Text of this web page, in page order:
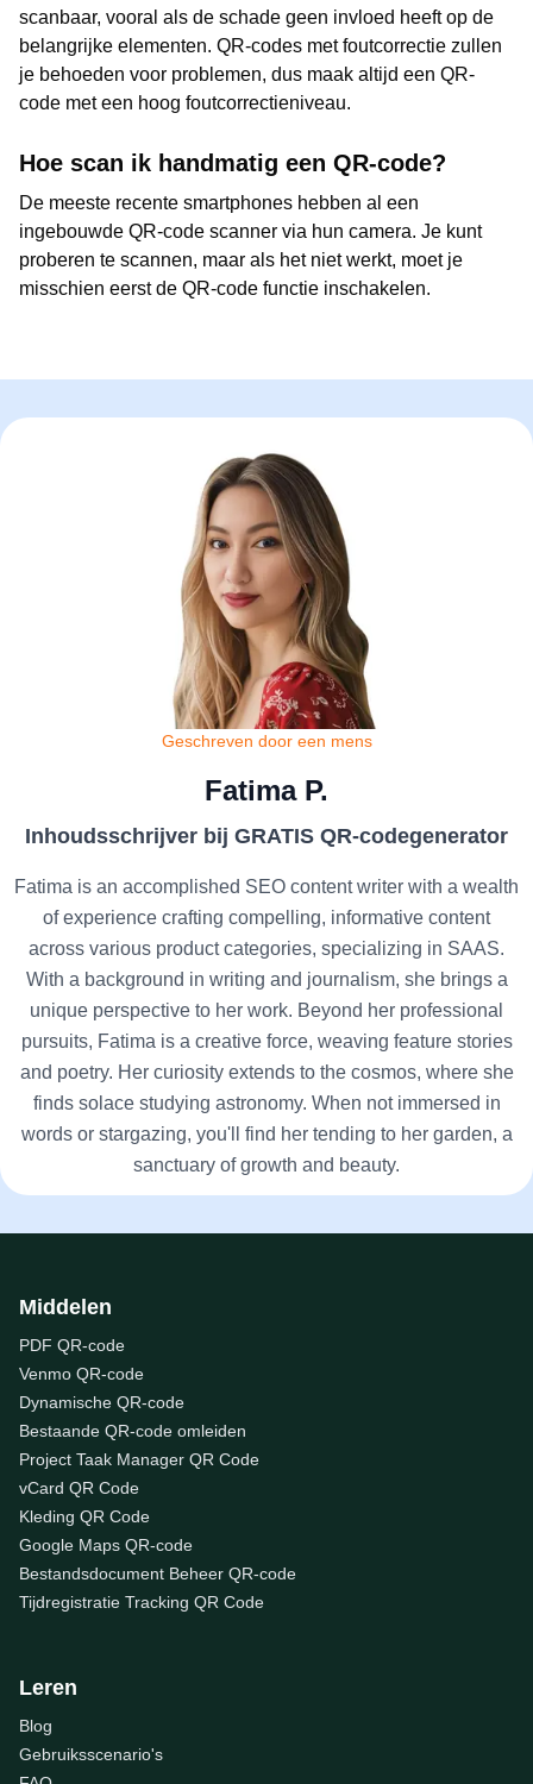
scanbaar, vooral als de schade geen invloed heeft op de
belangrijke elementen. QR-codes met foutcorrectie zullen
je behoeden voor problemen, dus maak altijd een QR-
code met een hoog foutcorrectieniveau.
Hoe scan ik handmatig een QR-code?
De meeste recente smartphones hebben al een
ingebouwde QR-code scanner via hun camera. Je kunt
proberen te scannen, maar als het niet werkt, moet je
misschien eerst de QR-code functie inschakelen.
Geschreven door een mens
Fatima P.
Inhoudsschrijver bij GRATIS QR-codegenerator
Fatima is an accomplished SEO content writer with a wealth
of experience crafting compelling, informative content
across various product categories, specializing in SAAS.
With a background in writing and journalism, she brings a
unique perspective to her work. Beyond her professional
pursuits, Fatima is a creative force, weaving feature stories
and poetry. Her curiosity extends to the cosmos, where she
finds solace studying astronomy. When not immersed in
words or stargazing, you'll find her tending to her garden, a
sanctuary of growth and beauty.
Middelen
PDF QR-code
Venmo QR-code
Dynamische QR-code
Bestaande QR-code omleiden
Project Taak Manager QR Code
vCard QR Code
Kleding QR Code
Google Maps QR-code
Bestandsdocument Beheer QR-code
Tijdregistratie Tracking QR Code
Leren
Blog
Gebruiksscenario's